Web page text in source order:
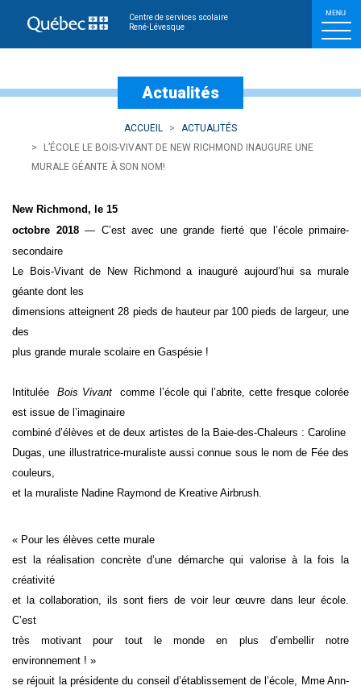
Centre de services scolaire
René-Lévesque
L’école Le Bois-Vivant
Actualités
ACCUEIL
ACTUALITÉS
L’ÉCOLE LE BOIS-VIVANT DE NEW RICHMOND INAUGURE UNE
MURALE GÉANTE À SON NOM!
New Richmond, le 15
octobre 2018— C’est avec une grande fierté que
l’école primaire-
secondaire
Le Bois-Vivant de New Richmond a inauguré aujourd’hui sa murale
géante dont les
dimensions atteignent 28 pieds de hauteur par 100 pieds de largeur, une
des
plus grande murale scolaire en Gaspésie !
Intitulée Bois Vivant
comme l’école qui l’abrite, cette fresque colorée
est issue de l’imaginaire
combiné d’élèves et de deux artistes de la Baie-des-Chaleurs : Caroline
Dugas, une illustratrice-muraliste aussi connue sous le nom de Fée des
couleurs,
et la muraliste Nadine Raymond de Kreative Airbrush.
« Pour les élèves cette murale
est la réalisation concrète d’une démarche qui valorise à la fois la
créativité
et la collaboration, ils sont fiers de voir leur œuvre dans leur école.
C’est
très motivant pour tout le monde en plus d’embellir notre
environnement ! »
se réjouit la présidente du conseil d’établissement de l’école, Mme Ann-